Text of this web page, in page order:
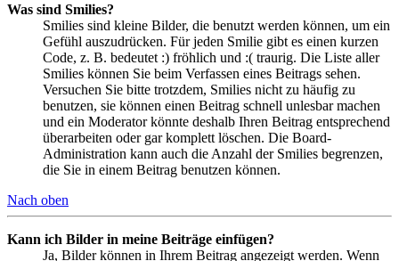
Was sind Smilies?
Smilies sind kleine Bilder, die benutzt werden können, um ein
Gefühl auszudrücken. Für jeden Smilie gibt es einen kurzen
Code, z. B. bedeutet :) fröhlich und :( traurig. Die Liste aller
Smilies können Sie beim Verfassen eines Beitrags sehen.
Versuchen Sie bitte trotzdem, Smilies nicht zu häufig zu
benutzen, sie können einen Beitrag schnell unlesbar machen
und ein Moderator könnte deshalb Ihren Beitrag entsprechend
überarbeiten oder gar komplett löschen. Die Board-
Administration kann auch die Anzahl der Smilies begrenzen,
die Sie in einem Beitrag benutzen können.
Nach oben
Kann ich Bilder in meine Beiträge einfügen?
Ja, Bilder können in Ihrem Beitrag angezeigt werden. Wenn